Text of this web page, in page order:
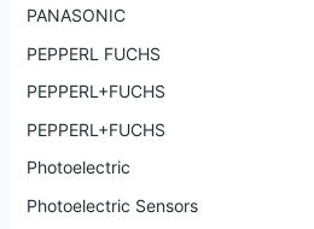
PANASONIC
PEPPERL FUCHS
PEPPERL+FUCHS
PEPPERL+FUCHS
Photoelectric
Photoelectric Sensors